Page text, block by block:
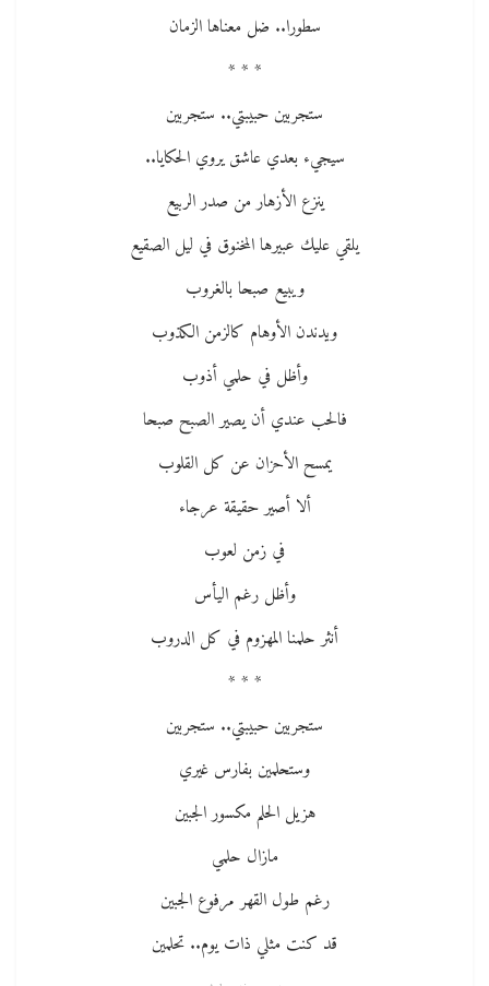
سطورا.. ضل معناها الزمان
* * *
ستجربين حبيبتي.. ستجربين
سيجيء بعدي عاشق يروي الحكايا..
ينزع الأزهار من صدر الربيع
يلقي عليك عبيرها المخنوق في ليل الصقيع
ويبيع صبحا بالغروب
ويدندن الأوهام كالزمن الكذوب
وأظل في حلمي أذوب
فالحب عندي أن يصير الصبح صبحا
يمسح الأحزان عن كل القلوب
ألا أصير حقيقة عرجاء
في زمن لعوب
وأظل رغم اليأس
أنثر حلمنا المهزوم في كل الدروب
* * *
ستجربين حبيبتي.. ستجربين
وستحلمين بفارس غيري
هزيل الحلم مكسور الجبين
مازال حلمي
رغم طول القهر مرفوع الجبين
قد كنت مثلي ذات يوم.. تحلمين